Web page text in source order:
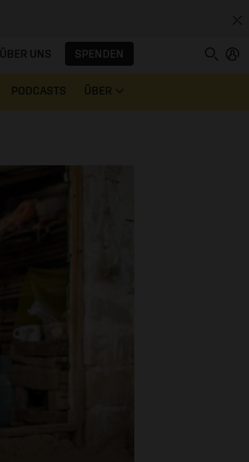
ÜBER UNS SPENDEN
PODCASTS ÜBER